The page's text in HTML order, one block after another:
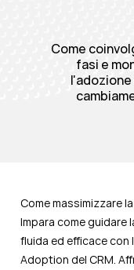
Come
fasi e
Come massimizzare
Impara come guidare
fluida ed efficace con
Adoption del CRM.